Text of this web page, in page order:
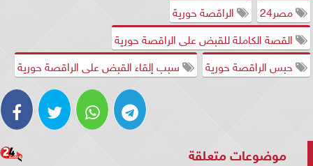
مصر24
الراقصة حورية
القصة الكاملة للقبض على الراقصة حورية
حبس الراقصة حورية
سبب إلقاء القبض على الراقصة حورية
موضوعات متعلقة